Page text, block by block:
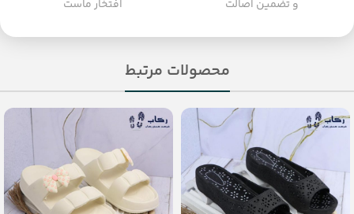
و تضمین اصالت افتخار ماست
محصولات مرتبط